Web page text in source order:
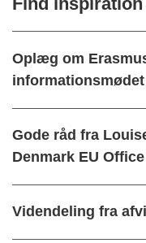
Oplæg om
Gode råd fra
Denmark EU Office
Videndeling fra